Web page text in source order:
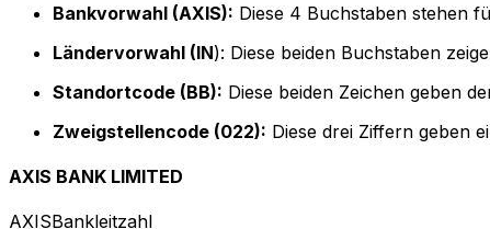
Bankvorwahl (AXIS): Diese 4 Buchstaben stehen
Ländervorwahl (IN): Diese beiden Buchstaben
Standortcode (BB): Diese beiden Zeichen geben
Zweigstellencode (022): Diese drei Ziffern geben
AXIS BANK LIMITED
AXISBankleitzahl